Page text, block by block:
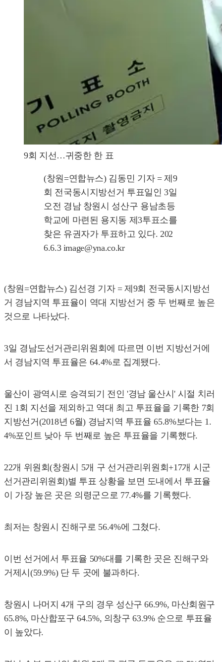
9회 지선…귀중한 한 표
(창원=연합뉴스) 김동민 기자 = 제9
회 전국동시지방선거 투표일인 3일
오전 경남 창원시 성산구 용남초등
학교에 마련된 용지동 제3투표소를
찾은 유권자가 투표하고 있다. 202
6.6.3 image@yna.co.kr
(창원=연합뉴스) 김선경 기자 = 제9회 전국동시지방선
거 경남지역 투표율이 역대 지방선거 중 두 번째로 높은
것으로 나타났다.
3일 경남도선거관리위원회에 따르면 이번 지방선거에
서 경남지역 투표율은 64.4%로 집계됐다.
울산이 광역시로 승격되기 전인 '경남 울산시' 시절 치러
진 1회 지선을 제외하고 역대 최고 투표율을 기록한 7회
지방선거(2018년 6월) 경남지역 투표율 65.8%보다는 1.
4%포인트 낮아 두 번째로 높은 투표율을 기록했다.
22개 위원회(창원시 5개 구 선거관리위원회+17개 시군
선거관리위원회)별 투표 상황을 보면 도내에서 투표율
이 가장 높은 곳은 의령군으로 77.4%를 기록했다.
최저는 창원시 진해구로 56.4%에 그쳤다.
이번 선거에서 투표율 50%대를 기록한 곳은 진해구와
거제시(59.9%) 단 두 곳에 불과하다.
창원시 나머지 4개 구의 경우 성산구 66.9%, 마산회원구
65.8%, 마산합포구 64.5%, 의창구 63.9% 순으로 투표율
이 높았다.